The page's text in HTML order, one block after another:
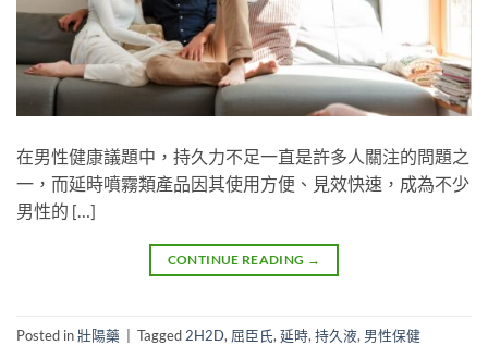
在男性健康議題中，持久力不足一直是許多人關注的問題之
一，而延時噴霧類產品因其使用方便、見效快速，成為不少
男性的 […]
CONTINUE READING →
Posted in壯陽藥 Tagged 2H2D, 屈臣氏, 延時, 持久液, 男性保健